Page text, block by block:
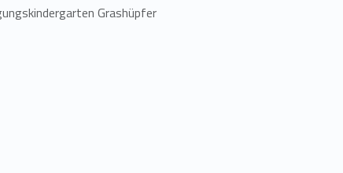
Grashüpfer